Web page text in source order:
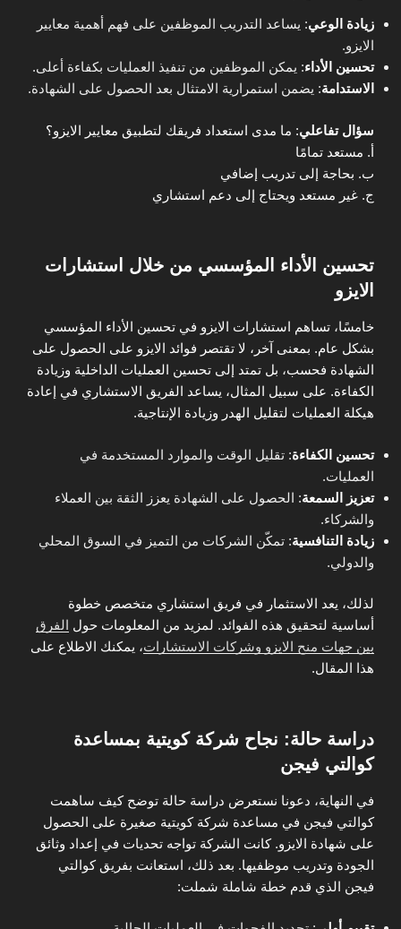
زيادة الوعي: يساعد التدريب الموظفين على فهم أهمية معايير
الايزو.
تحسين الأداء: يمكن الموظفين من تنفيذ العمليات بكفاءة أعلى.
الاستدامة: يضمن استمرارية الامتثال بعد الحصول على الشهادة.
سؤال تفاعلي: ما مدى استعداد فريقك لتطبيق معايير الايزو؟
أ. مستعد تمامًا
ب. بحاجة إلى تدريب إضافي
ج. غير مستعد ويحتاج إلى دعم استشاري
تحسين الأداء المؤسسي من خلال استشارات
الايزو
خامسًا، تساهم استشارات الايزو في تحسين الأداء المؤسسي
بشكل عام. بمعنى آخر، لا تقتصر فوائد الايزو على الحصول على
الشهادة فحسب، بل تمتد إلى تحسين العمليات الداخلية وزيادة
الكفاءة. على سبيل المثال، يساعد الفريق الاستشاري في إعادة
هيكلة العمليات لتقليل الهدر وزيادة الإنتاجية.
تحسين الكفاءة: تقليل الوقت والموارد المستخدمة في
العمليات.
تعزيز السمعة: الحصول على الشهادة يعزز الثقة بين العملاء
والشركاء.
زيادة التنافسية: تمكّن الشركات من التميز في السوق المحلي
والدولي.
لذلك، يعد الاستثمار في فريق استشاري متخصص خطوة
أساسية لتحقيق هذه الفوائد. لمزيد من المعلومات حول الفرق
بين جهات منح الايزو وشركات الاستشارات، يمكنك الاطلاع على
هذا المقال.
دراسة حالة: نجاح شركة كويتية بمساعدة
كوالتي فيجن
في النهاية، دعونا نستعرض دراسة حالة توضح كيف ساهمت
كوالتي فيجن في مساعدة شركة كويتية صغيرة على الحصول
على شهادة الايزو. كانت الشركة تواجه تحديات في إعداد وثائق
الجودة وتدريب موظفيها. بعد ذلك، استعانت بفريق كوالتي
فيجن الذي قدم خطة شاملة شملت: